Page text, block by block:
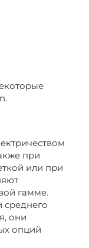
при
или при
гамме.
среднего
они
опций